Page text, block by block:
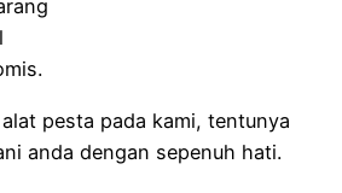
pesta pada kami, tentunya
anda dengan sepenuh hati.